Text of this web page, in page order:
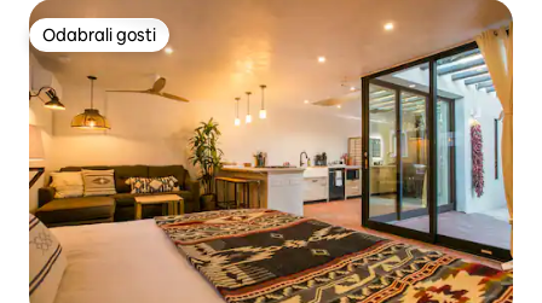
Odabrali gosti
Odabrali gosti